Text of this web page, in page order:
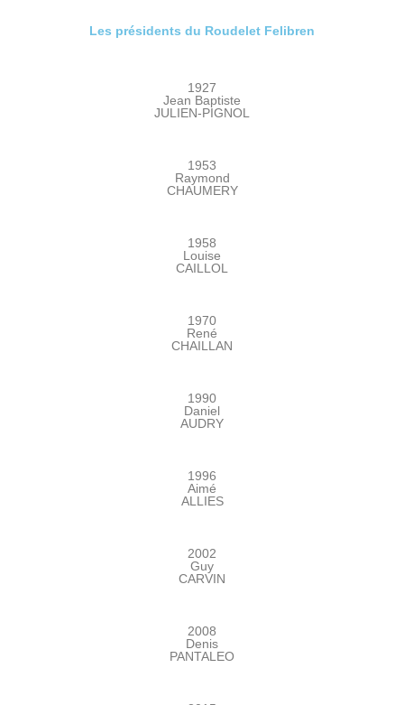
Les présidents du Roudelet Felibren
1927
Jean Baptiste
JULIEN-PIGNOL
1953
Raymond
CHAUMERY
1958
Louise
CAILLOL
1970
René
CHAILLAN
1990
Daniel
AUDRY
1996
Aimé
ALLIES
2002
Guy
CARVIN
2008
Denis
PANTALEO